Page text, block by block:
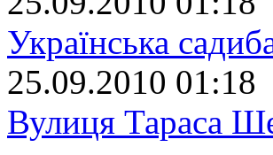
Українська
25.09.2010 01:18
Вулиця Тараса